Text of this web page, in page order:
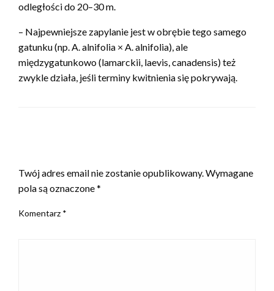
odległości do 20–30 m.
– Najpewniejsze zapylanie jest w obrębie tego samego
gatunku (np. A. alnifolia × A. alnifolia), ale
międzygatunkowo (lamarckii, laevis, canadensis) też
zwykle działa, jeśli terminy kwitnienia się pokrywają.
Twój adres email nie zostanie opublikowany.Wymagane
pola są oznaczone*
Komentarz *